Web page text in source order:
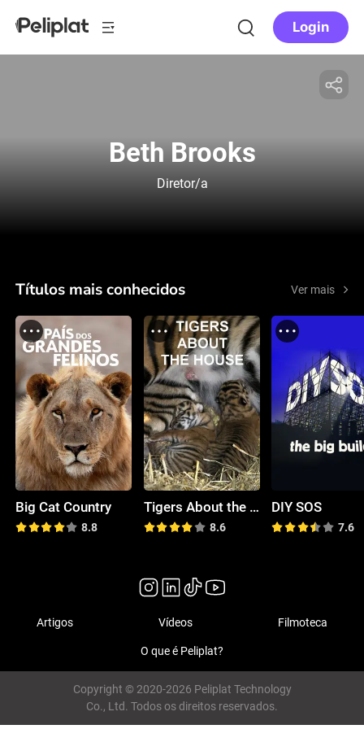
Login
Beth Brooks
Diretor/a
Títulos mais conhecidos Ver mais
Big Cat Country
8.8
Tigers About the House
8.6
DIY SOS
7.6
Artigos Vídeos Filmoteca
O que é Peliplat?
Copyright © 2020-2026 Peliplat Technology
Co., Ltd. Todos os direitos reservados.